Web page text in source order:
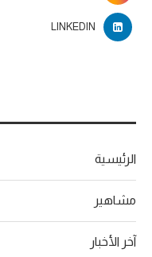
LINKEDIN
الرئيسية
مشاهير
آخر الأخبار